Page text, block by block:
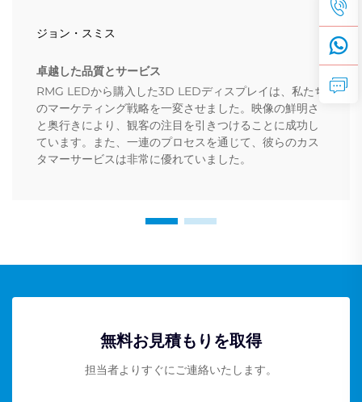
ジョン・スミス
卓越した品質とサービス
RMG LEDから購入した3D LEDディスプレイは、私たち
のマーケティング戦略を一変させました。映像の鮮明さ
と奥行きにより、観客の注目を引きつけることに成功し
ています。また、一連のプロセスを通じて、彼らのカス
タマーサービスは非常に優れていました。
無料お見積もりを取得
担当者よりすぐにご連絡いたします。